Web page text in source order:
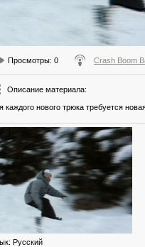
Просмотры: 0 Crash Boom
Описание материала:
каждого нового трюка требуется
: Русский